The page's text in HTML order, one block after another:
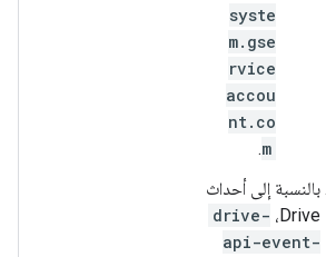
syste
m.gse
rvice
accou
nt.co
m
.
بالنسبة إلى أحداث
Drive، drive-
api-event-